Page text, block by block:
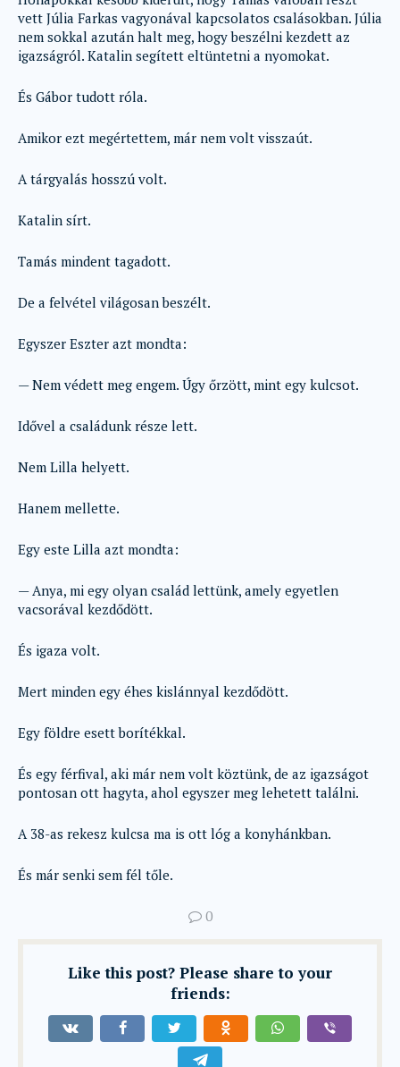
vett Júlia Farkas vagyonával kapcsolatos csalásokban. Júlia
nem sokkal azután halt meg, hogy beszélni kezdett az
igazságról. Katalin segített eltüntetni a nyomokat.
És Gábor tudott róla.
Amikor ezt megértettem, már nem volt visszaút.
A tárgyalás hosszú volt.
Katalin sírt.
Tamás mindent tagadott.
De a felvétel világosan beszélt.
Egyszer Eszter azt mondta:
— Nem védett meg engem. Úgy őrzött, mint egy kulcsot.
Idővel a családunk része lett.
Nem Lilla helyett.
Hanem mellette.
Egy este Lilla azt mondta:
— Anya, mi egy olyan család lettünk, amely egyetlen
vacsorával kezdődött.
És igaza volt.
Mert minden egy éhes kislánnyal kezdődött.
Egy földre esett borítékkal.
És egy férfival, aki már nem volt köztünk, de az igazságot
pontosan ott hagyta, ahol egyszer meg lehetett találni.
A 38-as rekesz kulcsa ma is ott lóg a konyhánkban.
És már senki sem fél tőle.
0
Like this post? Please share to your
friends: